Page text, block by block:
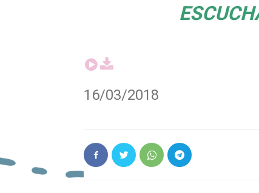
16/03/2018